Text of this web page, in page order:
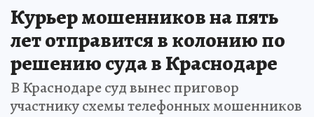
Курьер мошенников на пять
лет отправится в колонию по
решению суда в Краснодаре
В Краснодаре суд вынес приговор
участнику схемы телефонных мошенников